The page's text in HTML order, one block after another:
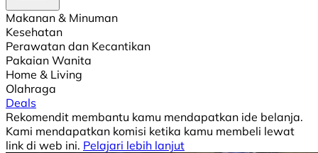
Makanan & Minuman
Kesehatan
Perawatan dan Kecantikan
Pakaian Wanita
Home & Living
Olahraga
Deals
Rekomendit membantu kamu mendapatkan ide belanja.
Kami mendapatkan komisi ketika kamu membeli lewat
link di web ini. Pelajari lebih lanjut